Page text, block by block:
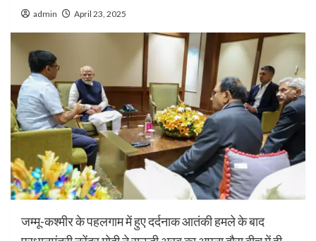
admin April 23, 2025
जम्मू-कश्मीर के पहलगाम में हुए दर्दनाक आतंकी हमले के बाद